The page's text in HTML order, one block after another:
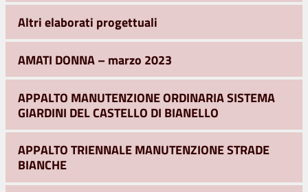
Altri elaborati progettuali
AMATI DONNA – marzo 2023
APPALTO MANUTENZIONE ORDINARIA SISTEMA
GIARDINI DEL CASTELLO DI BIANELLO
APPALTO TRIENNALE MANUTENZIONE STRADE
BIANCHE